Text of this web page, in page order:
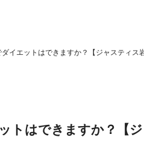
イエットはできますか？【ジャスティス
トはできますか？【